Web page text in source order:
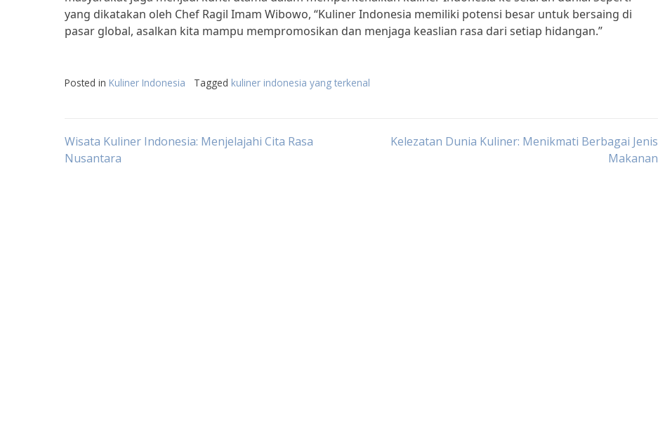
yang dikatakan oleh Chef Ragil Imam Wibowo, “Kuliner Indonesia memiliki potensi besar untuk bersaing di
pasar global, asalkan kita mampu mempromosikan dan menjaga keaslian rasa dari setiap hidangan.”
Posted in Kuliner Indonesia Tagged kuliner indonesia yang terkenal
Post
Wisata Kuliner Indonesia: Menjelajahi Cita Rasa
Nusantara
Kelezatan Dunia Kuliner: Menikmati Berbagai Jenis
Makanan